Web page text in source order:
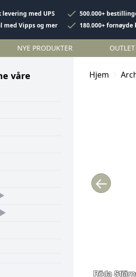
levering med UPS 500.000+
med Vipps og mer
180.000+ fornøyde
NYE PRODUKTER OUTLET
våre Hjem
←